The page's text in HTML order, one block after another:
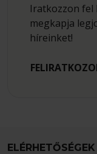
Iratkozzon fel
megkapja
híreinket!
ELÉRHETŐSÉGEK